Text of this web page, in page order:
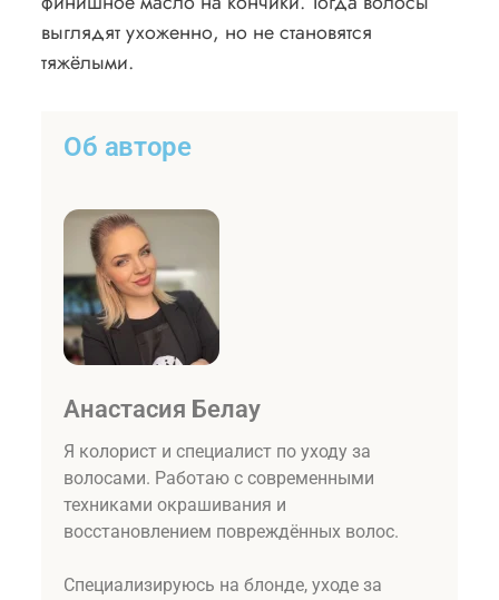
выглядят ухоженно, но не становятся
тяжёлыми.
Об авторе
Анастасия Белау
Я колорист и специалист по уходу за
волосами. Работаю с современными
техниками окрашивания и
восстановлением повреждённых волос.
Специализируюсь на блонде, уходе за